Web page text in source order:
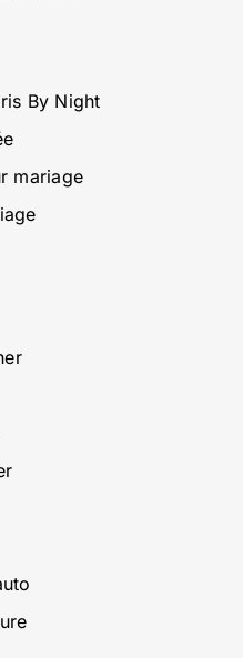
By Night
mariage